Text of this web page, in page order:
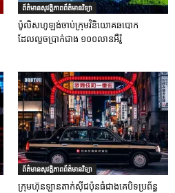
ព័ត៌មានសុវត្ថិភាពព័ត៌មានវិទ្យា
ប៉ូលិសហូឡង់ចាប់ក្រុមវិនិយោគឆបោក
ដែលលួចប្រាក់ជាង ១០០លានអឺរ៉ូ
ព័ត៌មានសុវត្ថិភាពព័ត៌មានវិទ្យា
ក្រុមហ៊ុនឡានតាក់ស៊ីជប៉ុនធំជាងគេបិទប្រព័ន្ធ